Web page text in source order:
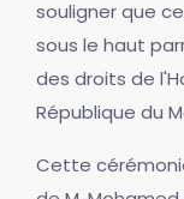
souligner que
sous le haut
des droits de
République du
Cette